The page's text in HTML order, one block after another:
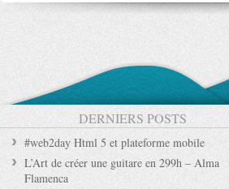
DERNIERS POSTS
#web2day Html 5 et plateforme mobile
L’Art de créer une guitare en 299h – Alma
Flamenca